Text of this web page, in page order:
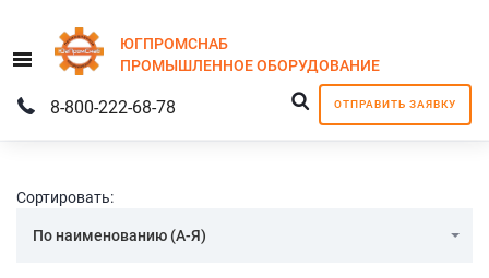
Menu
ЮГПРОМСНАБ
ПРОМЫШЛЕННОЕОБОРУДОВАНИЕ
ОТПРАВИТЬ ЗАЯВКУ
8-800-222-68-78
Сортировать:
По наименованию (А-Я)